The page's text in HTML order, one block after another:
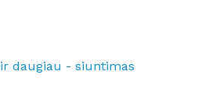
ir daugiau - siuntimas